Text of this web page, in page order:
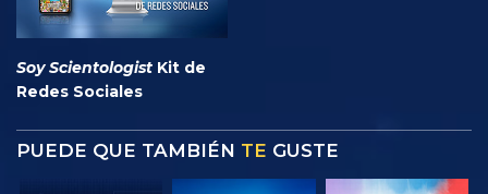
Soy Scientologist Kit de
Redes Sociales
PUEDE QUE TAMBIÉN TE GUSTE